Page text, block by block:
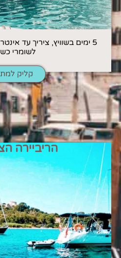
5 ימים בשוויץ, ציריך עד
לשומרי
קליק
הריביירה